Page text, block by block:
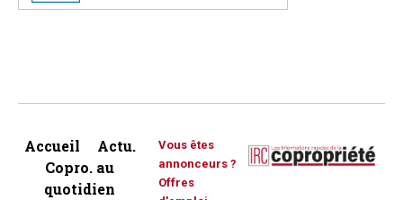
Accueil
Actu.
Copro. au
quotidien
Vous êtes
annonceurs ?
Offres